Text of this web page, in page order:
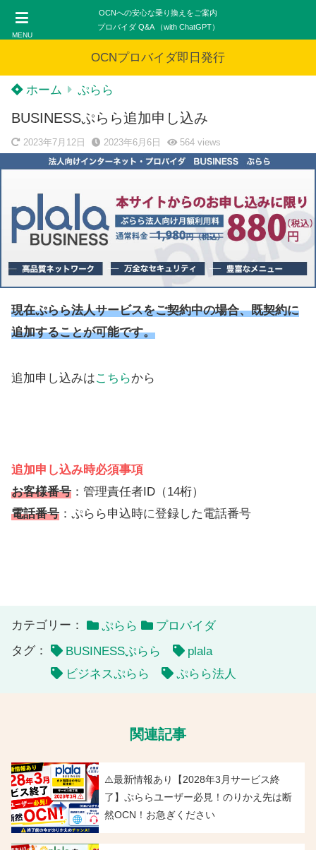
MENU
OCNへの安心な乗り換えをご案内
プロバイダ Q&A （with ChatGPT）
OCNプロバイダ即日発行
ホーム ぷらら
BUSINESSぷらら追加申し込み
2023年7月12日 2023年6月6日 564views
現在ぷらら法人サービスをご契約中の場合、既契約に
追加することが可能です。
追加申し込みはこちらから
追加申し込み時必須事項
お客様番号 ：管理責任者ID（14桁）
電話番号 ：ぷらら申込時に登録した電話番号
カテゴリー： ぷらら
プロバイダ
タグ：
BUSINESSぷらら
plala
ビジネスぷらら
ぷらら法人
関連記事
⚠️最新情報あり【2028年3月サービス終
了】ぷららユーザー必見！のりかえ先は断
然OCN！お急ぎください